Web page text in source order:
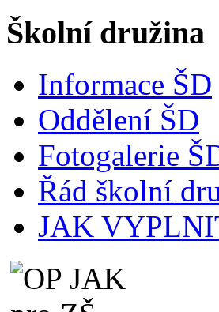
Školní družina
Informace ŠD
Oddělení ŠD
Fotogalerie
Řád školní
JAK